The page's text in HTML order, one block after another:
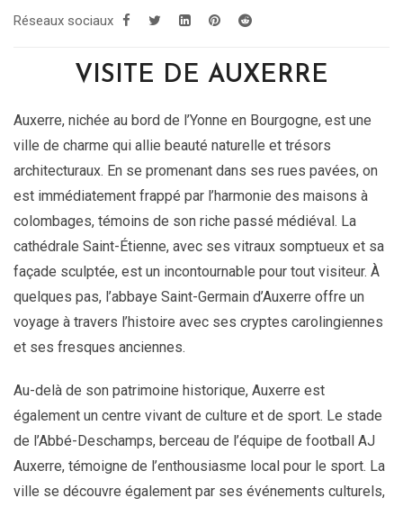
Réseaux sociaux
VISITE DE AUXERRE
Auxerre, nichée au bord de l’Yonne en Bourgogne, est une
ville de charme qui allie beauté naturelle et trésors
architecturaux. En se promenant dans ses rues pavées, on
est immédiatement frappé par l’harmonie des maisons à
colombages, témoins de son riche passé médiéval. La
cathédrale Saint-Étienne, avec ses vitraux somptueux et sa
façade sculptée, est un incontournable pour tout visiteur. À
quelques pas, l’abbaye Saint-Germain d’Auxerre offre un
voyage à travers l’histoire avec ses cryptes carolingiennes
et ses fresques anciennes.
Au-delà de son patrimoine historique, Auxerre est
également un centre vivant de culture et de sport. Le stade
de l’Abbé-Deschamps, berceau de l’équipe de football AJ
Auxerre, témoigne de l’enthousiasme local pour le sport. La
ville se découvre également par ses événements culturels,